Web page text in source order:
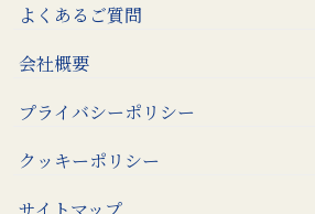
よくあるご質問
会社概要
プライバシーポリシー
クッキーポリシー
サイトマップ